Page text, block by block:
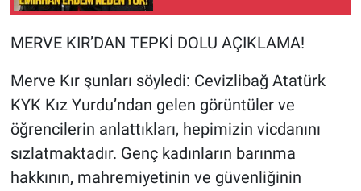
MERVE KIR’DAN TEPKİ DOLU AÇIKLAMA!
Merve Kır şunları söyledi: Cevizlibağ Atatürk
KYK Kız Yurdu’ndan gelen görüntüler ve
öğrencilerin anlattıkları, hepimizin vicdanını
sızlatmaktadır. Genç kadınların barınma
hakkının, mahremiyetinin ve güvenliğinin